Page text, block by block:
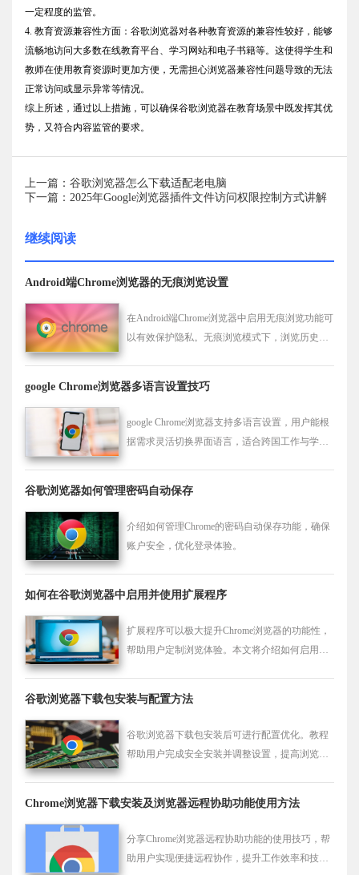
一定程度的监管。
4. 教育资源兼容性方面：谷歌浏览器对各种教育资源的兼容性较好，能够
流畅地访问大多数在线教育平台、学习网站和电子书籍等。这使得学生和
教师在使用教育资源时更加方便，无需担心浏览器兼容性问题导致的无法
正常访问或显示异常等情况。
综上所述，通过以上措施，可以确保谷歌浏览器在教育场景中既发挥其优
势，又符合内容监管的要求。
上一篇：谷歌浏览器怎么下载适配老电脑
下一篇：2025年Google浏览器插件文件访问权限控制方式讲解
继续阅读
Android端Chrome浏览器的无痕浏览设置
在Android端Chrome浏览器中启用无痕浏览功能可
以有效保护隐私。无痕浏览模式下，浏览历史和
google Chrome浏览器多语言设置技巧
google Chrome浏览器支持多语言设置，用户能根
据需求灵活切换界面语言，适合跨国工作与学习
谷歌浏览器如何管理密码自动保存
介绍如何管理Chrome的密码自动保存功能，确保
账户安全，优化登录体验。
如何在谷歌浏览器中启用并使用扩展程序
扩展程序可以极大提升Chrome浏览器的功能性，
帮助用户定制浏览体验。本文将介绍如何启用并
谷歌浏览器下载包安装与配置方法
谷歌浏览器下载包安装后可进行配置优化。教程
帮助用户完成安全安装并调整设置，提高浏览器
Chrome浏览器下载安装及浏览器远程协助功能使用方法
分享Chrome浏览器远程协助功能的使用技巧，帮
助用户实现便捷远程协作，提升工作效率和技术